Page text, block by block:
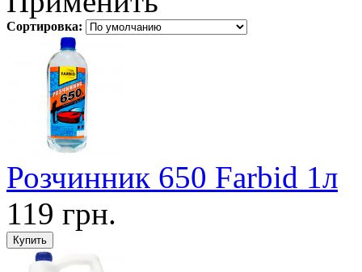
Сортировка:
Розчинник 650 Farbid 1л
119 грн.